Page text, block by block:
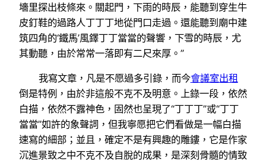
墻里探出枝條來。關起門，下雨的時辰，能聽到穿生牛
皮釘鞋的過路人丁丁丁地從門口走過。還能聽到廟中建
筑四角的‘鐵馬’風鐸丁丁當當的聲響，下雪的時辰，尤
其動聽，由於常常一落即有二尺來厚。”
我寫文章，凡是不愿過多引錄，而今會議室出租
倒是特例，由於非這般不克不及明意。上錄一段，依然
白描，依然不露神色，固然也呈現了“丁丁丁”或“丁丁
當當”如許的象聲詞，但我寧愿把它們看做是一幅白描
速寫的細部；並且，確定不是有興趣的雕鏤，它是作家
沉進景致之中不克不及自脫的成果，是深刻骨髓的情致